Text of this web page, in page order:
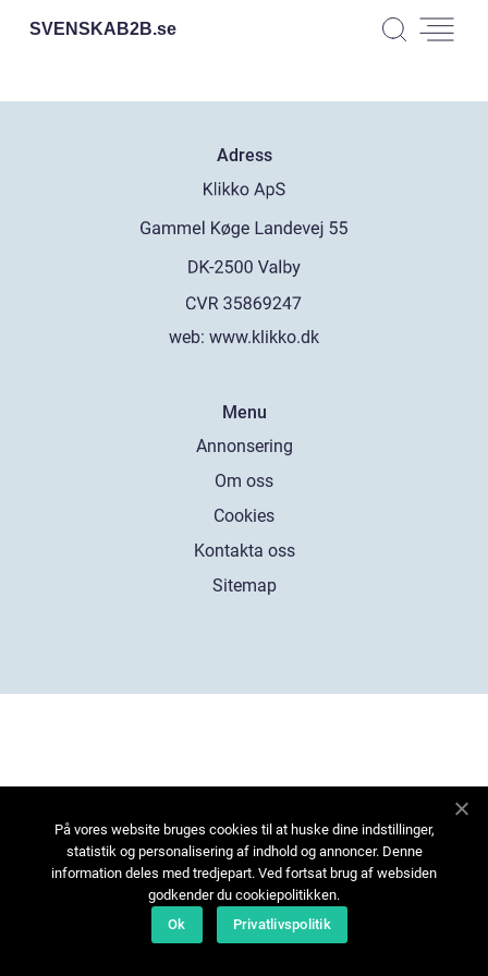
SVENSKAB2B.se
Adress
web: www.klikko.dk
Menu
Annonsering
Om oss
Cookies
Kontakta oss
Sitemap
På vores website bruges cookies til at huske dine indstillinger,
statistik og personalisering af indhold og annoncer. Denne
information deles med tredjepart. Ved fortsat brug af websiden
godkender du cookiepolitikken.
Ok
Privatlivspolitik